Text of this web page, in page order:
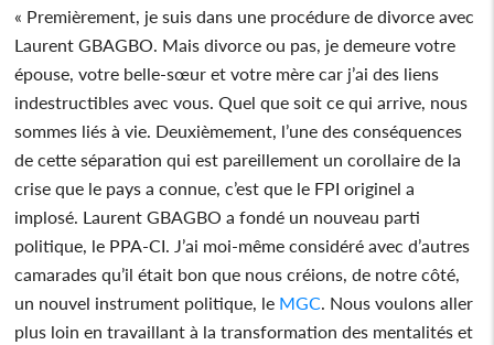
« Premièrement, je suis dans une procédure de divorce avec
Laurent GBAGBO. Mais divorce ou pas, je demeure votre
épouse, votre belle-sœur et votre mère car j’ai des liens
indestructibles avec vous. Quel que soit ce qui arrive, nous
sommes liés à vie. Deuxièmement, l’une des conséquences
de cette séparation qui est pareillement un corollaire de la
crise que le pays a connue, c’est que le FPI originel a
implosé. Laurent GBAGBO a fondé un nouveau parti
politique, le PPA-CI. J’ai moi-même considéré avec d’autres
camarades qu’il était bon que nous créions, de notre côté,
un nouvel instrument politique, le MGC . Nous voulons aller
plus loin en travaillant à la transformation des mentalités et